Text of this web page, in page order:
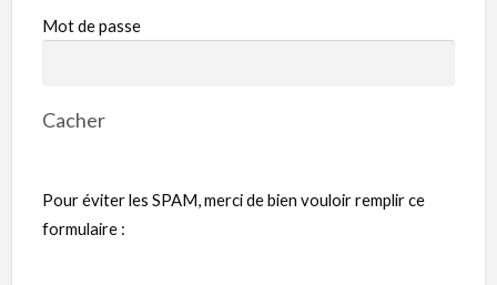
Mot de passe
Cacher
Pour éviter les SPAM, merci de bien vouloir remplir ce
formulaire :